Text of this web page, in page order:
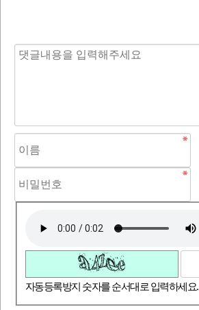
자동등록방지 숫자를 순서대로 입력하세요.